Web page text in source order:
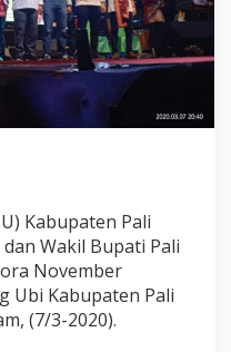
Kabupaten Pali
Wakil Bupati Pali
November
Ubi Kabupaten Pali
(7/3-2020).